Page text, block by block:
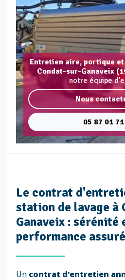
Entretien aire, portique
Condat-sur-Ganaveix
notre équipe
Nous
05 87 01
Le contrat
station de lavage à
Ganaveix : sérénité
performance
Un contrat d'entretien